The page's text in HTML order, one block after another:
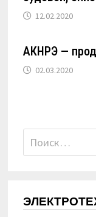
12.02.2020
АКНРЭ —
02.03.2020
Найти: